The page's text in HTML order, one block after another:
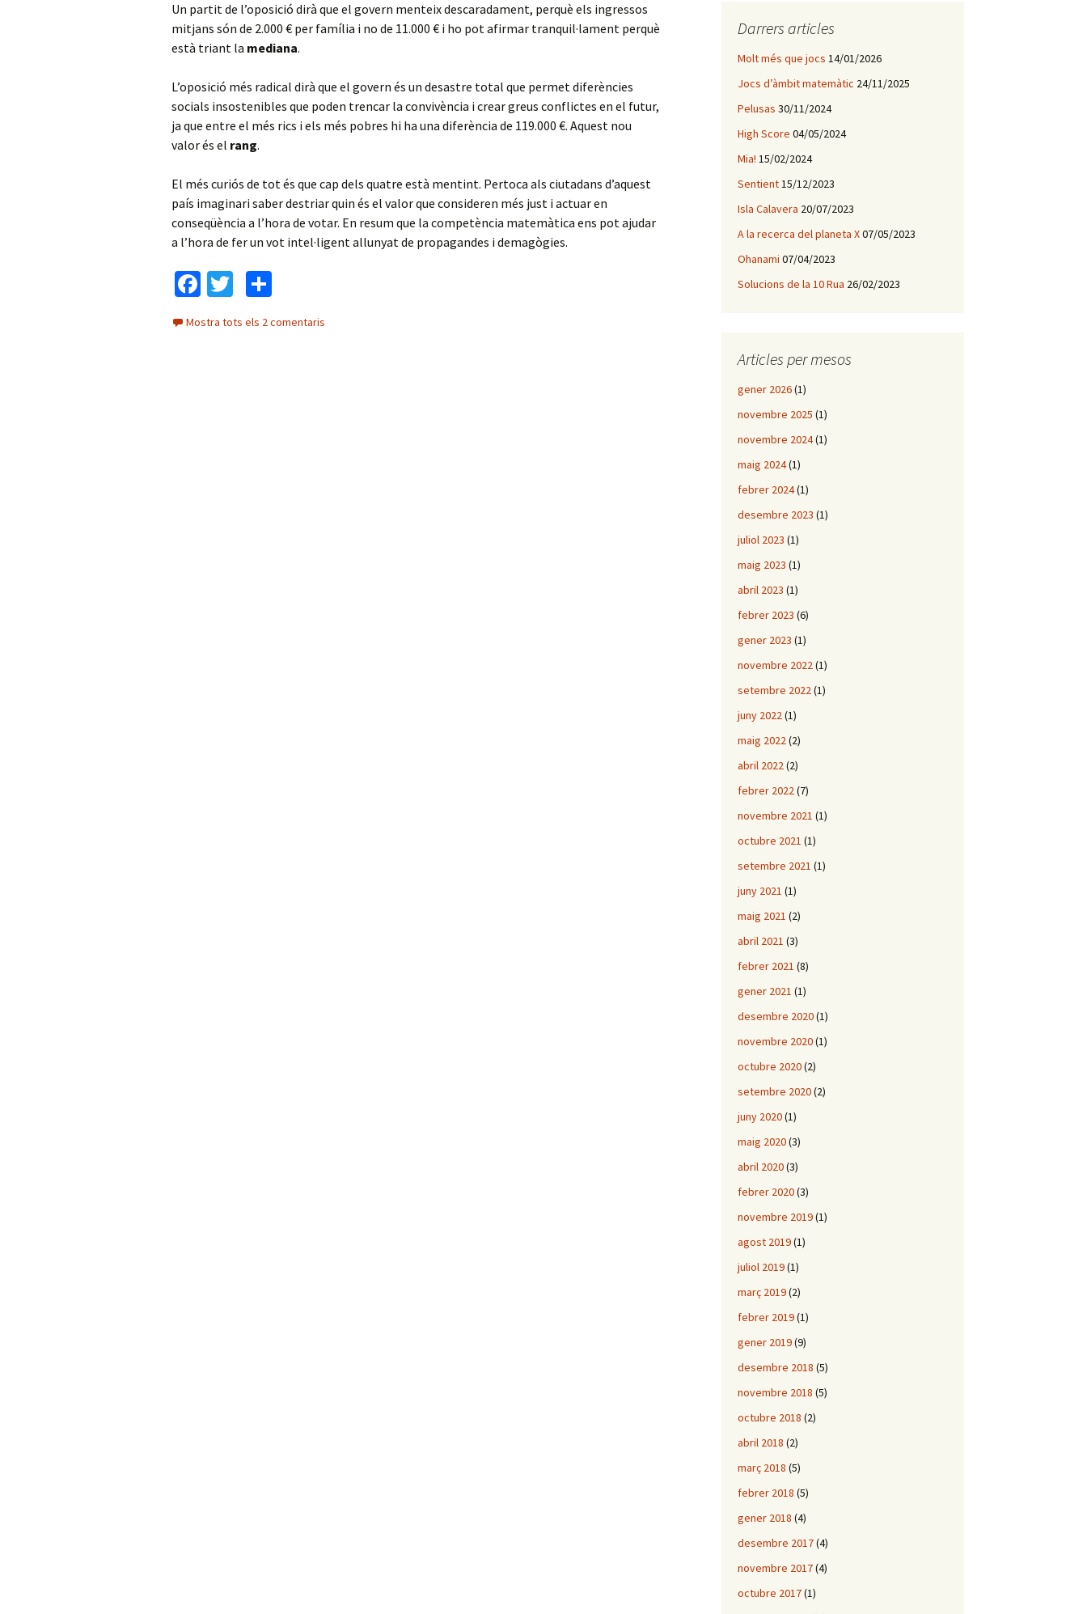
Un partit de l’oposició dirà que el govern menteix descaradament, perquè els ingressos
mitjans són de 2.000 € per família i no de 11.000 € i ho pot afirmar tranquil·lament perquè
està triant la mediana.
L’oposició més radical dirà que el govern és un desastre total que permet diferències
socials insostenibles que poden trencar la convivència i crear greus conflictes en el futur,
ja que entre el més rics i els més pobres hi ha una diferència de 119.000 €. Aquest nou
valor és el rang.
El més curiós de tot és que cap dels quatre està mentint. Pertoca als ciutadans d’aquest
país imaginari saber destriar quin és el valor que consideren més just i actuar en
conseqüència a l’hora de votar. En resum que la competència matemàtica ens pot ajudar
a l’hora de fer un vot intel·ligent allunyat de propagandes i demagògies.
Fa
ce
b
T
wi
tt
m
Mostra tots els 2 comentaris
:Darrers articles
Molt més que jocs 14/01/2026
Jocs d’àmbit matemàtic 24/11/2025
Pelusas 30/11/2024
High Score 04/05/2024
Mia! 15/02/2024
Sentient15/12/2023
Isla Calavera 20/07/2023
A la recerca del planeta X07/05/2023
Ohanami 07/04/2023
Solucions de la 10 Rua 26/02/2023
Articles per mesos
gener 2026(1)
novembre 2025 (1)
novembre 2024(1)
maig 2024(1)
febrer 2024(1)
desembre 2023 (1)
juliol 2023 (1)
maig 2023 (1)
abril 2023 (1)
febrer 2023 (6)
gener 2023 (1)
novembre 2022(1)
setembre 2022(1)
juny 2022(1)
maig 2022(2)
abril 2022(2)
febrer 2022(7)
novembre 2021 (1)
octubre 2021 (1)
setembre 2021 (1)
juny 2021 (1)
maig 2021 (2)
abril 2021 (3)
febrer 2021 (8)
gener 2021 (1)
desembre 2020(1)
novembre 2020(1)
octubre 2020(2)
setembre 2020(2)
juny 2020(1)
maig 2020(3)
abril 2020(3)
febrer 2020(3)
novembre 2019(1)
agost 2019(1)
juliol 2019(1)
març 2019(2)
febrer 2019(1)
gener 2019(9)
desembre 2018 (5)
novembre 2018 (5)
octubre 2018 (2)
abril 2018 (2)
març 2018 (5)
febrer 2018 (5)
gener 2018 (4)
desembre 2017(4)
novembre 2017(4)
octubre 2017(1)